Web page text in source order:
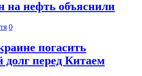
на нефть объяснили
0
погасить
перед Китаем